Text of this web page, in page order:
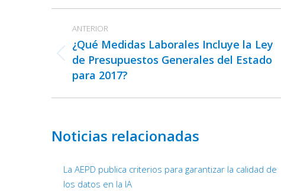
entre
publicaciones
ANTERIOR
Publicación
anterior:
¿Qué Medidas Laborales Incluye la Ley
de Presupuestos Generales del Estado
para 2017?
Noticias relacionadas
La AEPD publica criterios para garantizar la calidad de
los datos en la IA